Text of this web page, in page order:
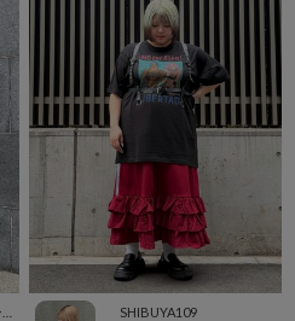
SHIBUYA109